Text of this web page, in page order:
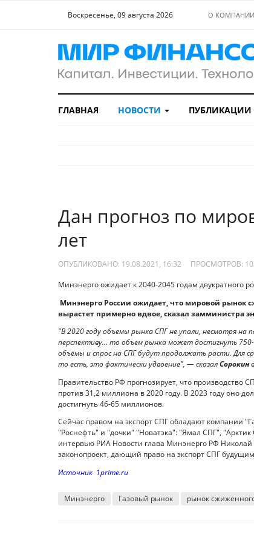
Воскресенье, 09 августа 2026 О КОМПАНИИ
ГЛАВНАЯ НОВОСТИ ПУБЛИКАЦИИ
Дан прогноз по
лет
ОПУБЛИКОВАНО: 19.08.2021, 16:32 ПРОСМОТРОВ:
Минэнерго ожидает к 2040-2045 годам двукратного
Минэнерго России ожидает, что мировой рынок
вырастет примерно вдвое, сказал замминистра
"В 2020 году объемы рынка СПГ не упали, несмотря на
перспективу… то объем рынка может достигнуть
объёмы и спрос на СПГ будут продолжать расти. Для
то есть, это фактически удвоение", — сказалСорокин
Правительство РФ прогнозирует, что производство
против 31,2 миллиона в 2020 году. В 2023 году оно
достигнуть 46-65 миллионов.
Сейчас правом на экспорт СПГ обладают компании
"Роснефть" и "дочки" "Новатэка": "Ямал СПГ",
интервью РИА Новости глава Минэнерго РФ
законопроект, дающий право на экспорт СПГ
Источник 1prime.ru
Минэнерго Газовый рынок рынок